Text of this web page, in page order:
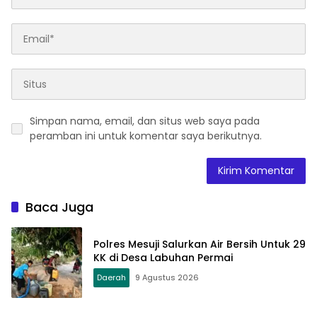
Simpan nama, email, dan situs web saya pada
peramban ini untuk komentar saya berikutnya.
Baca Juga
Polres Mesuji Salurkan Air Bersih Untuk 29
KK di Desa Labuhan Permai
Daerah 9 Agustus 2026